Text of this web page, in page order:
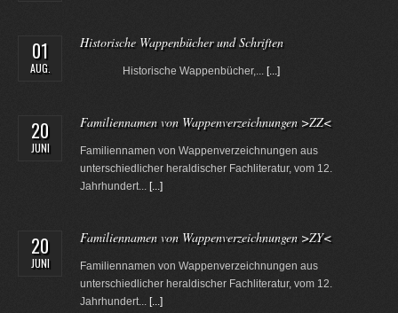
01
AUG.
Historische Wappenbücher und Schriften
Historische Wappenbücher,... [...]
20
JUNI
Familiennamen von Wappenverzeichnungen >ZZ<
Familiennamen von Wappenverzeichnungen aus
unterschiedlicher heraldischer Fachliteratur, vom 12.
Jahrhundert... [...]
20
JUNI
Familiennamen von Wappenverzeichnungen >ZY<
Familiennamen von Wappenverzeichnungen aus
unterschiedlicher heraldischer Fachliteratur, vom 12.
Jahrhundert... [...]